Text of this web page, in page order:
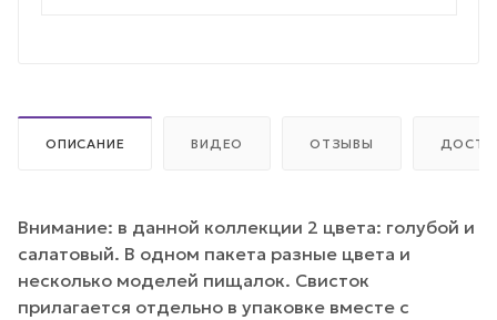
ОПИСАНИЕ ВИДЕО ОТЗЫВЫ
Внимание: в данной коллекции 2 цвета: голубой и
салатовый. В одном пакета разные цвета и
несколько моделей пищалок. Свисток
прилагается отдельно в упаковке вместе с